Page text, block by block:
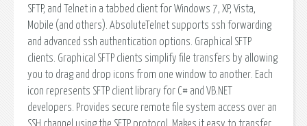
SFTP, and Telnet in a tabbed client for Windows 7, XP, Vista,
Mobile (and others). AbsoluteTelnet supports ssh forwarding
and advanced ssh authentication options. Graphical SFTP
clients. Graphical SFTP clients simplify file transfers by allowing
you to drag and drop icons from one window to another. Each
icon represents SFTP client library for C# and VB.NET
developers. Provides secure remote file system access over an
SSH channel using the SFTP protocol. Makes it easy to transfer.